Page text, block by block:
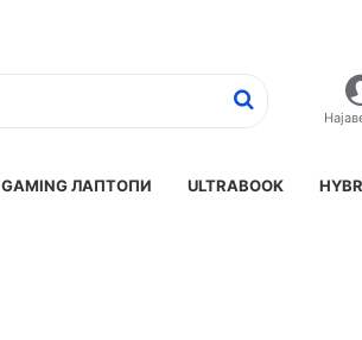
GAMING ЛАПТОПИ ULTRABOOK